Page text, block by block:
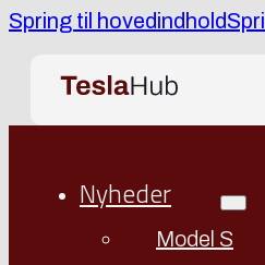
Spring til hovedindhold
Nyheder
Model S